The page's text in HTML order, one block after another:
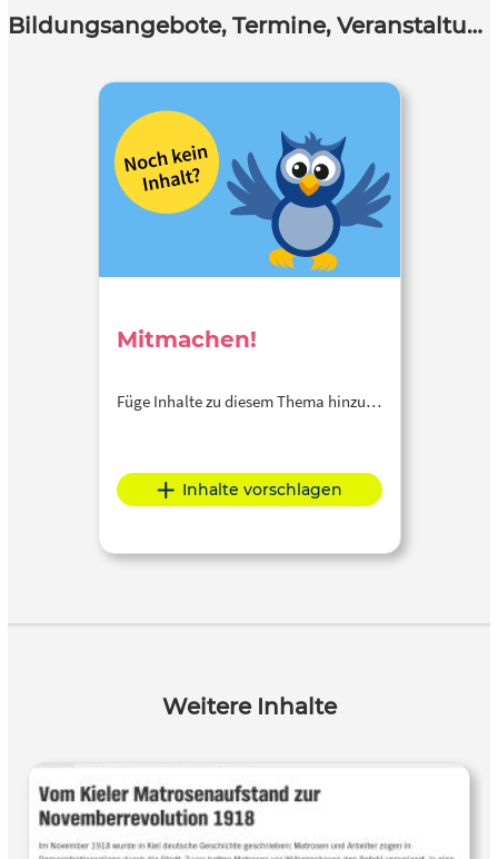
Bildungsangebote, Termine, Veranstaltungen
Mitmachen!
Füge Inhalte zu diesem Thema hinzu…
Inhalte vorschlagen
Weitere Inhalte